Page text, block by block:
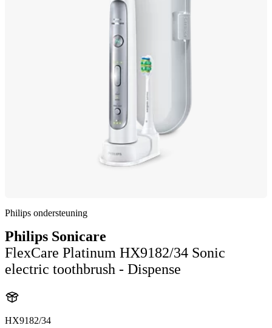
Philips ondersteuning
Philips Sonicare
FlexCare Platinum HX9182/34 Sonic
electric toothbrush - Dispense
HX9182/34